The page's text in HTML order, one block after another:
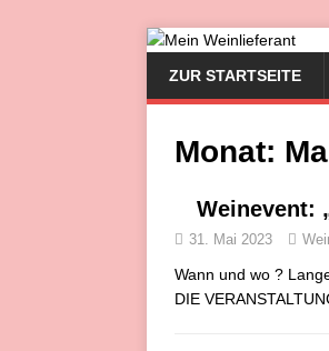
ZUR STARTSEITE
Monat:
Weinevent:
31. Mai 2023
Wann und wo ?
DIE